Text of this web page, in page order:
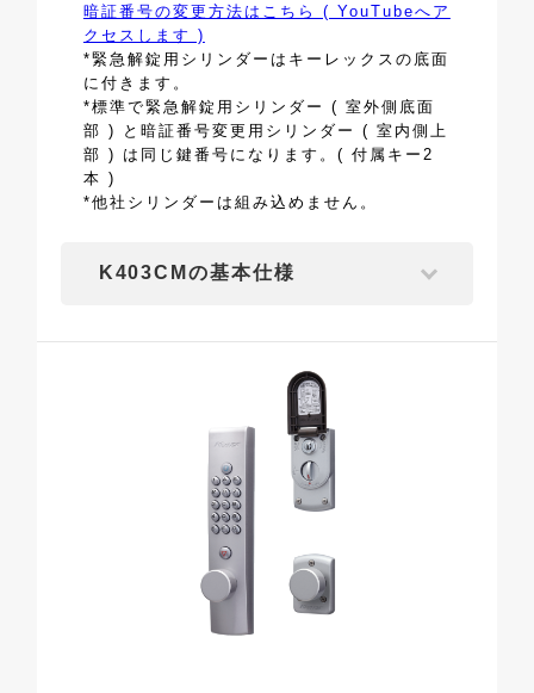
暗証番号の変更方法はこちら ( YouTubeへア
クセスします )
*緊急解錠用シリンダーはキーレックスの底面
に付きます。
*標準で緊急解錠用シリンダー ( 室外側底面
部 ) と暗証番号変更用シリンダー ( 室内側上
部 ) は同じ鍵番号になります。( 付属キー2
本 )
*他社シリンダーは組み込めません。
K403CMの基本仕様